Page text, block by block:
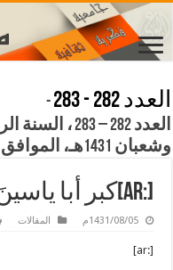
العدد 282 - 283
-
العدد 282 –
وشعبان 1431هـ، الموافق تموز وآب 2010م
[:ar]كبر أبا ياسينَ منتصراً[:]
1431/08/05م المقالات
[:ar]